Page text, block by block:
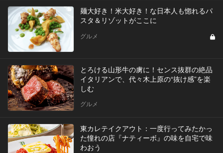
麺大好き！米大好き！な日本人も惚れるパ
スタ＆リゾットがここに
グルメ
とろける山形牛の虜に！センス抜群の絶品
イタリアンで、代々木上原の“抜け感”を楽
しむ
グルメ
東カレテイクアウト：一度行ってみたかっ
た憧れの店『ナティーボ』の味を自宅で味
わおう